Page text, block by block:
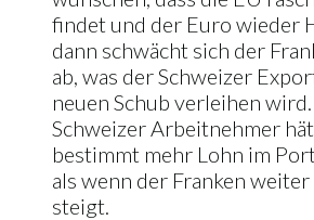
findet und der Euro wieder
dann schwächt sich der
ab, was der Schweizer
neuen Schub verleihen
Schweizer Arbeitnehmer
bestimmt mehr Lohn im
als wenn der Franken
steigt.